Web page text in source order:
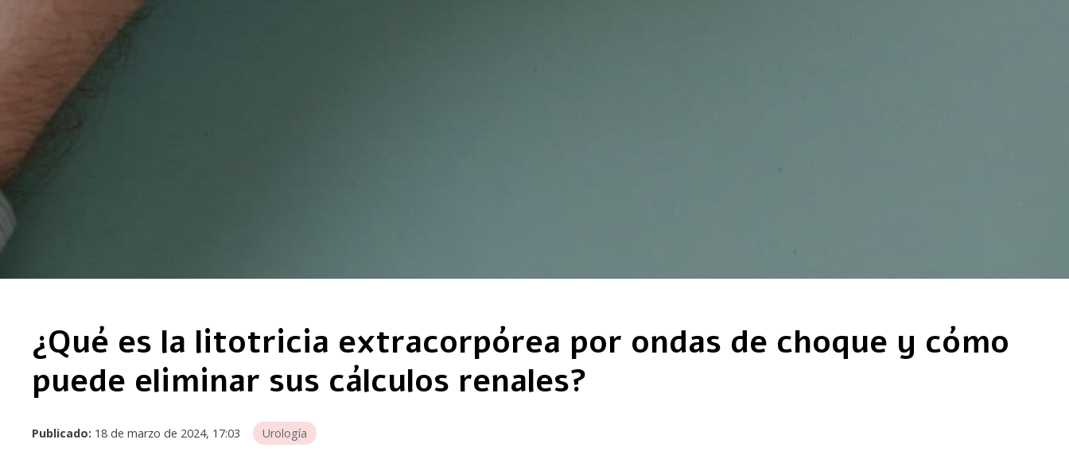
¿Qué es la litotricia extracorpórea por ondas de choque y cómo
puede eliminar sus cálculos renales?
Publicado: 18 de marzo de 2024, 17:03 Urología